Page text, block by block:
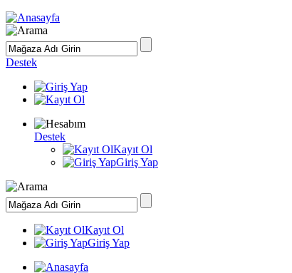
Destek
Destek
Kayıt Ol
Giriş Yap
Kayıt Ol
Giriş Yap